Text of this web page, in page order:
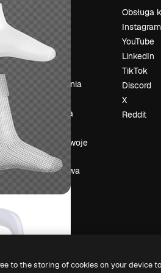
O nas
Reviews
Kariera
wyszukiwania
Wydarzenia
Sprzedaj swoje
treści
Sala prasowa
Obsługa
Instagram
YouTube
LinkedIn
TikTok
Discord
X
Reddit
to the storing of cookies on your device